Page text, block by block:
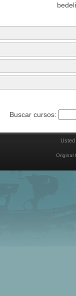
Buscar cursos:
Usted
Original